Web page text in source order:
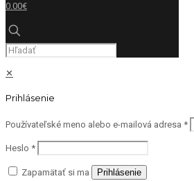
0.00€
✕
Prihlásenie
Používateľské meno alebo e-mailová adresa *
Heslo *
Zapamätať si ma Prihlásenie